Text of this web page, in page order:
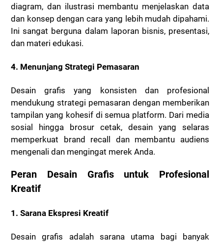
diagram, dan ilustrasi membantu menjelaskan data
dan konsep dengan cara yang lebih mudah dipahami.
Ini sangat berguna dalam laporan bisnis, presentasi,
dan materi edukasi.
4. Menunjang Strategi Pemasaran
Desain grafis yang konsisten dan profesional
mendukung strategi pemasaran dengan memberikan
tampilan yang kohesif di semua platform. Dari media
sosial hingga brosur cetak, desain yang selaras
memperkuat brand recall dan membantu audiens
mengenali dan mengingat merek Anda.
Peran Desain Grafis untuk Profesional
Kreatif
1. Sarana Ekspresi Kreatif
Desain grafis adalah sarana utama bagi banyak